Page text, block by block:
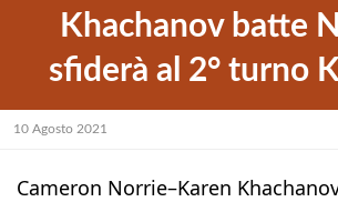
Khachanov batte
sfiderà al 2° turno
10 Agosto 2021
Cameron Norrie–Karen